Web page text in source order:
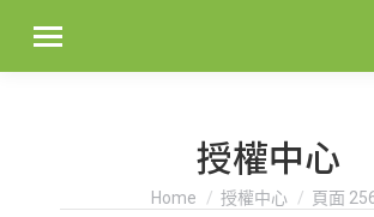
授權中心
You are here:
Home 授權中心 頁面